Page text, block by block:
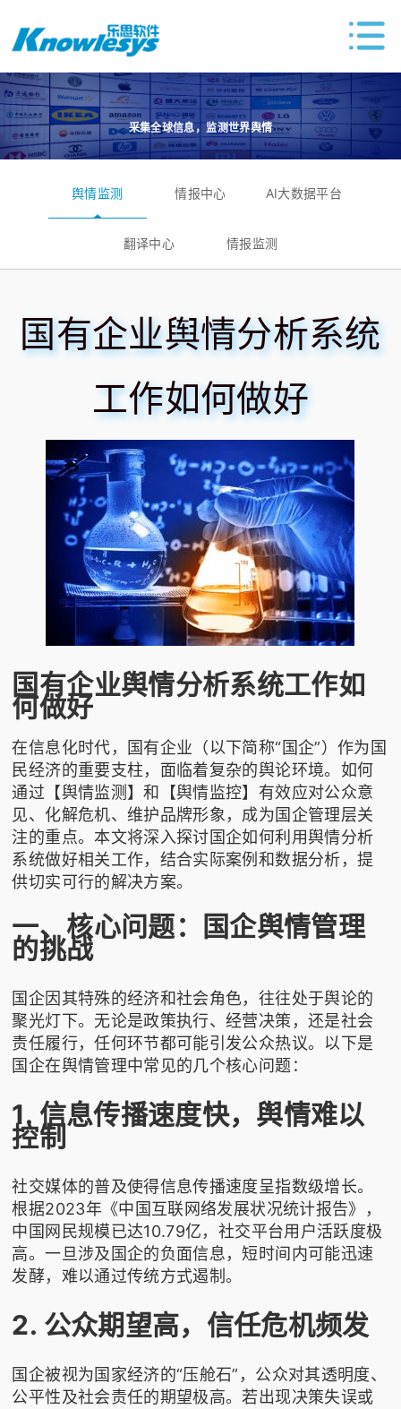
采集全球信息，监测世界舆情
舆情监测 情报中心 AI大数据平台
翻译中心 情报监测
国有企业舆情分析系统
工作如何做好
国有企业舆情分析系统工作如
何做好
在信息化时代，国有企业（以下简称“国企”）作为国
民经济的重要支柱，面临着复杂的舆论环境。如何
通过【舆情监测】和【舆情监控】有效应对公众意
见、化解危机、维护品牌形象，成为国企管理层关
注的重点。本文将深入探讨国企如何利用舆情分析
系统做好相关工作，结合实际案例和数据分析，提
供切实可行的解决方案。
一、核心问题：国企舆情管理
的挑战
国企因其特殊的经济和社会角色，往往处于舆论的
聚光灯下。无论是政策执行、经营决策，还是社会
责任履行，任何环节都可能引发公众热议。以下是
国企在舆情管理中常见的几个核心问题：
1. 信息传播速度快，舆情难以
控制
社交媒体的普及使得信息传播速度呈指数级增长。
根据2023年《中国互联网络发展状况统计报告》，
中国网民规模已达10.79亿，社交平台用户活跃度极
高。一旦涉及国企的负面信息，短时间内可能迅速
发酵，难以通过传统方式遏制。
2. 公众期望高，信任危机频发
国企被视为国家经济的“压舱石”，公众对其透明度、
公平性及社会责任的期望极高。若出现决策失误或